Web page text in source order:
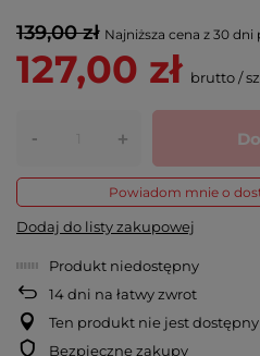
139,00 zł Najniższa cena z 30 dni
127,00 zł brutto/
- +
Powiadom mnie o
Dodaj do listy zakupowej
Produkt niedostępny
14dni na łatwy zwrot
Ten produkt nie jest
Bezpieczne zakupy